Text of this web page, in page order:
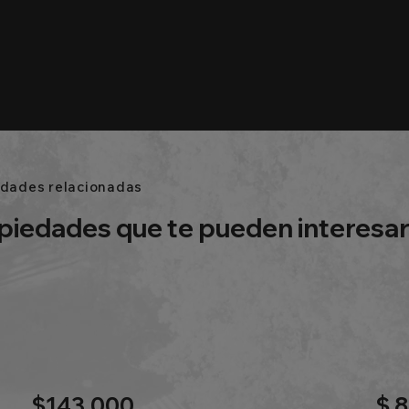
relacionadas
que te pueden interesar